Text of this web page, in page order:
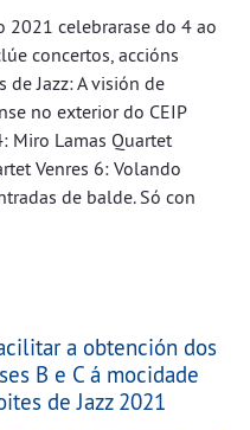
2021 celebrarase do 4 ao
concertos, accións
de Jazz: A visión de
no exterior do CEIP
Miro Lamas Quartet
Venres 6: Volando
de balde. Só con
a obtención dos
B e C á mocidade
de Jazz 2021